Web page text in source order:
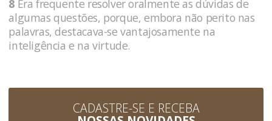
8 Era frequente resolver oralmente as dúvidas de
algumas questões, porque, embora não perito nas
palavras, destacava-se vantajosamente na
inteligência e na virtude.
CADASTRE-SE E RECEBA